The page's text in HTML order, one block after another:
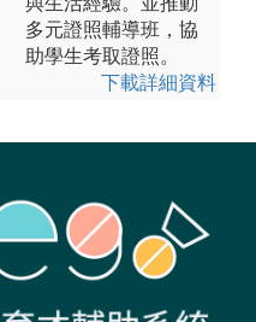
多元證照輔導班，協
助學生考取證照。
下載詳細資料